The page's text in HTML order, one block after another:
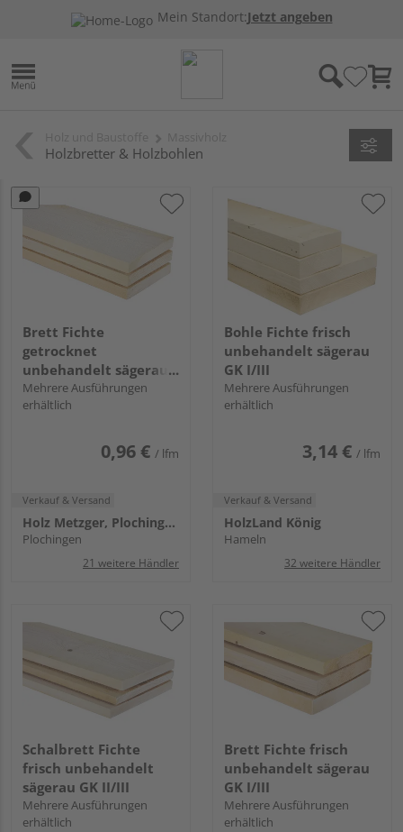
Mein Standort:Jetzt angeben
Holzbretter & Holzbohlen
Brett Fichte
getrocknet
unbehandelt sägerau
GK II/III
Mehrere Ausführungen
erhältlich
0,96 € / lfm
Verkauf & Versand
Holz Metzger, Plochingen
Plochingen
21 weitere Händler
Bohle Fichte frisch
unbehandelt sägerau
GK I/III
Mehrere Ausführungen
erhältlich
3,14 € / lfm
Verkauf & Versand
HolzLand König
Hameln
32 weitere Händler
Schalbrett Fichte
frisch unbehandelt
sägerau GK II/III
Mehrere Ausführungen
erhältlich
Brett Fichte frisch
unbehandelt sägerau
GK I/III
Mehrere Ausführungen
erhältlich